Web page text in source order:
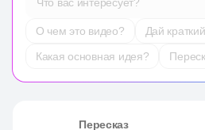
О чем это видео?
Дай
Какая основная идея?
Пересказ